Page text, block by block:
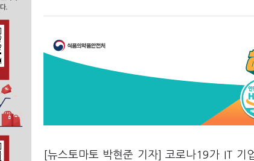
[뉴스토마토 박현준 기자] 코로나19가 IT 기